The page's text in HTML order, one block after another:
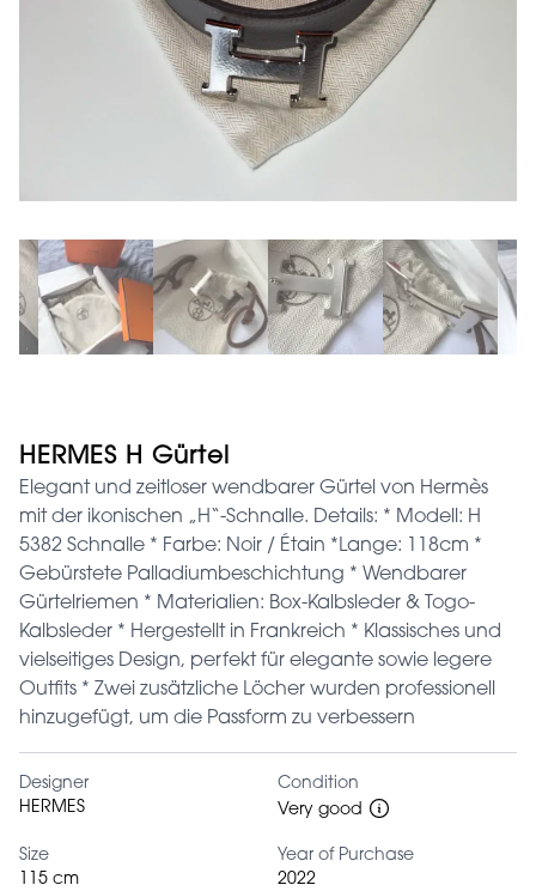
HERMES H Gürtel
Elegant und zeitloser wendbarer Gürtel von Hermès
mit der ikonischen „H“-Schnalle. Details: * Modell: H
5382 Schnalle * Farbe: Noir / Étain *Lange: 118cm *
Gebürstete Palladiumbeschichtung * Wendbarer
Gürtelriemen * Materialien: Box-Kalbsleder & Togo-
Kalbsleder * Hergestellt in Frankreich * Klassisches und
vielseitiges Design, perfekt für elegante sowie legere
Outfits * Zwei zusätzliche Löcher wurden professionell
hinzugefügt, um die Passform zu verbessern
Designer
HERMES
Condition
Very good
Size
115 cm
Year of Purchase
2022